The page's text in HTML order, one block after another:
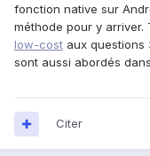
fonction native sur
méthode pour y arriver.
low-cost aux questions
sont aussi abordés
Citer